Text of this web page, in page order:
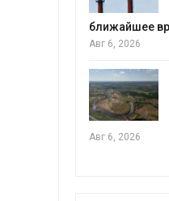
ближайшее
Авг 6, 2026
Авг 6, 2026